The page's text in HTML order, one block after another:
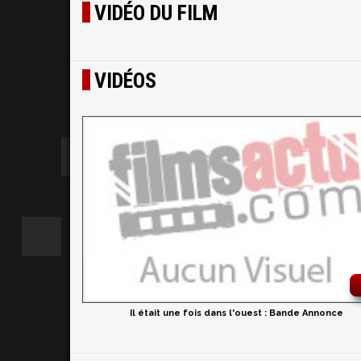
VIDÉO DU FILM
VIDÉOS
Il était une fois dans l'ouest : Bande Annonce